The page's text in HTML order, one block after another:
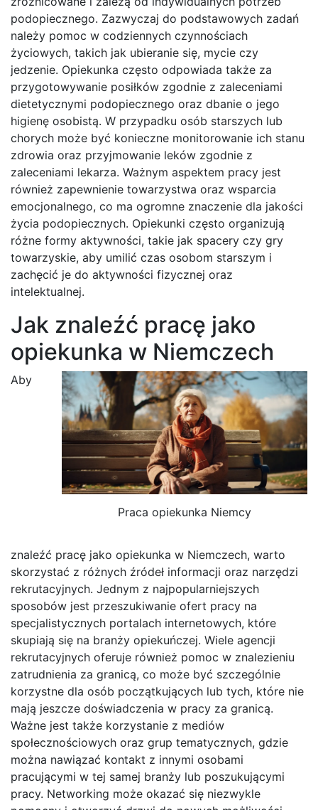
podopiecznego. Zazwyczaj do podstawowych zadań
należy pomoc w codziennych czynnościach
życiowych, takich jak ubieranie się, mycie czy
jedzenie. Opiekunka często odpowiada także za
przygotowywanie posiłków zgodnie z zaleceniami
dietetycznymi podopiecznego oraz dbanie o jego
higienę osobistą. W przypadku osób starszych lub
chorych może być konieczne monitorowanie ich stanu
zdrowia oraz przyjmowanie leków zgodnie z
zaleceniami lekarza. Ważnym aspektem pracy jest
również zapewnienie towarzystwa oraz wsparcia
emocjonalnego, co ma ogromne znaczenie dla jakości
życia podopiecznych. Opiekunki często organizują
różne formy aktywności, takie jak spacery czy gry
towarzyskie, aby umilić czas osobom starszym i
zachęcić je do aktywności fizycznej oraz
intelektualnej.
Jak znaleźć pracę jako
opiekunka w Niemczech
Praca opiekunka Niemcy
Aby
znaleźć pracę jako opiekunka w Niemczech, warto
skorzystać z różnych źródeł informacji oraz narzędzi
rekrutacyjnych. Jednym z najpopularniejszych
sposobów jest przeszukiwanie ofert pracy na
specjalistycznych portalach internetowych, które
skupiają się na branży opiekuńczej. Wiele agencji
rekrutacyjnych oferuje również pomoc w znalezieniu
zatrudnienia za granicą, co może być szczególnie
korzystne dla osób początkujących lub tych, które nie
mają jeszcze doświadczenia w pracy za granicą.
Ważne jest także korzystanie z mediów
społecznościowych oraz grup tematycznych, gdzie
można nawiązać kontakt z innymi osobami
pracującymi w tej samej branży lub poszukującymi
pracy. Networking może okazać się niezwykle